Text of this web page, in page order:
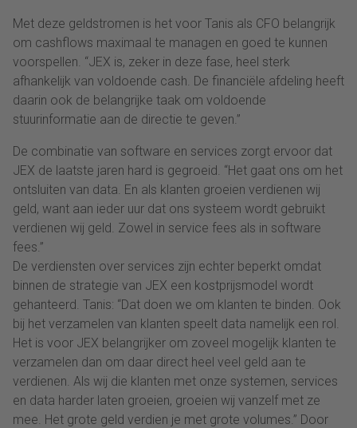
Met deze geldstromen is het voor Tanis als CFO belangrijk
om cashflows maximaal te managen en goed te kunnen
voorspellen. “JEX is, zeker in deze fase, heel sterk
afhankelijk van voldoende cash. De financiële afdeling heeft
daarin ook de belangrijke taak om voldoende
stuurinformatie aan de directie te geven.”
De combinatie van software en services zorgt ervoor dat
JEX de laatste jaren hard is gegroeid. “Het gaat ons om het
ontsluiten van data. En als klanten groeien verdienen wij
geld, want aan ieder uur dat ons systeem wordt gebruikt
verdienen wij geld. Zowel in service fees als in software
fees.”
De verdiensten over services zijn echter beperkt omdat
binnen de strategie van JEX een kostprijsmodel wordt
gehanteerd. Tanis: “Dat doen we om klanten te binden. Ook
bij het verzamelen van klanten speelt data namelijk een rol.
Het is voor JEX belangrijker om zoveel mogelijk klanten te
verzamelen dan om daar direct heel veel geld aan te
verdienen. Als wij die klanten met onze systemen, services
en data harder laten groeien, groeien wij vanzelf met ze
mee. Het grote geld verdien je met grote volumes.” Door